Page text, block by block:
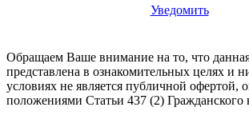
Уведомить
Обращаем Ваше внимание на то, что
представлена в ознакомительных целях и
условиях не является публичной офертой,
положениями Статьи 437 (2) Гражданского